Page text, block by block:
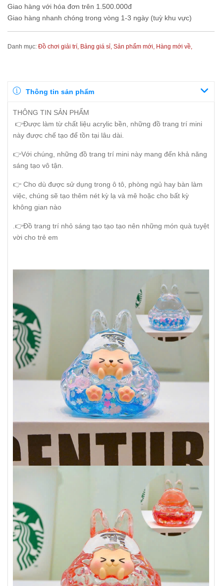
Giao hàng với hóa đơn trên 1.500.000đ
Giao hàng nhanh chóng trong vòng 1-3 ngày (tuỳ khu vực)
Danh mục: Đồ chơi giải trí, Bảng giá sỉ, Sản phẩm mới, Hàng mới về,
Thông tin sản phẩm
THÔNG TIN SẢN PHẨM
👉Được làm từ chất liệu acrylic bền, những đồ trang trí mini
này được chế tạo để tồn tại lâu dài.
👉Với chúng, những đồ trang trí mini này mang đến khả năng
sáng tạo vô tận.
👉 Cho dù được sử dụng trong ô tô, phòng ngủ hay bàn làm
việc, chúng sẽ tạo thêm nét kỳ lạ và mê hoặc cho bất kỳ
không gian nào
.👉Đồ trang trí nhỏ sáng tạo tạo tạo nên những món quà tuyệt
vời cho trẻ em